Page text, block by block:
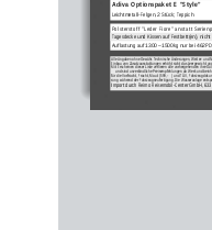
Alle Angaben ohne Gewähr. Technische Änderungen, Weiter-
Einbau von Zusatzausstattungen erhöht sicht das Leergewicht
Mit Erscheinen dieser Liste verlieren alle vorhergehenden ihre
und sind unverbindliche Preisempfehlungen ab Werk und
für die Vorfracht, Fracht, Maut (599,-
) und TÜV,
rung während der Fahrzeugneufertigung. Die Wasseranlage
Import durch Reimo Reisemobil-Center GmbH,
Polsterstoff ”Leder Fiore” anstatt
Tagesdecke und Kissen auf Festbett(en),
Auflastung auf 1300  – 1500 kg nur bei 462
Adiva Optionspaket E ”Style”
Leichtmetall-Felgen, 2 Stück; Teppich